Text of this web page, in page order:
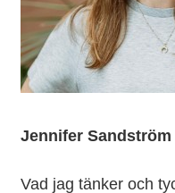
Jennifer Sandström
Vad jag tänker och